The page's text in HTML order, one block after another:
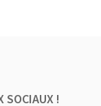
SOCIAUX !